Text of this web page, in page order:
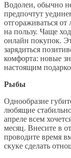
Водолеи, обычно
предпочтут
отгораживаться
на пользу. Чаще
онлайн покупок.
зарядиться
комфорта: новые
настоящим
Рыбы
Однообразие
любящие
апреле всем
месяц. Внесите в
проводите время
скуке сделать